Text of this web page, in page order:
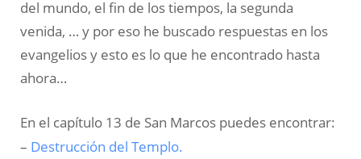
del mundo, el fin de los tiempos, la segunda
venida, … y por eso he buscado respuestas en los
evangelios y esto es lo que he encontrado hasta
ahora…
En el capítulo 13 de San Marcos puedes encontrar:
– Destrucción del Templo.